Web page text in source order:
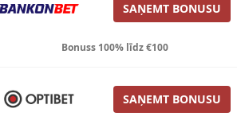
SAŅEMT BONUSU
Bonuss 100% līdz €100
SAŅEMT BONUSU